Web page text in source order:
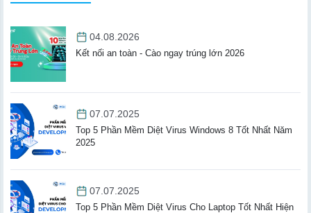
04.08.2026
Kết nối an toàn - Cào ngay trúng lớn 2026
07.07.2025
Top 5 Phần Mềm Diệt Virus Windows 8 Tốt Nhất Năm
2025
07.07.2025
Top 5 Phần Mềm Diệt Virus Cho Laptop Tốt Nhất Hiện